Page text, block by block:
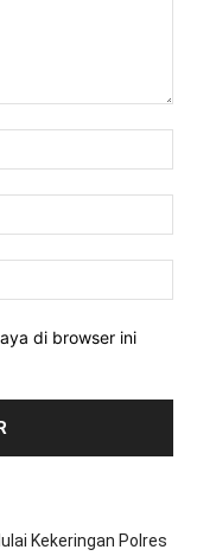
di browser ini
Kekeringan Polres